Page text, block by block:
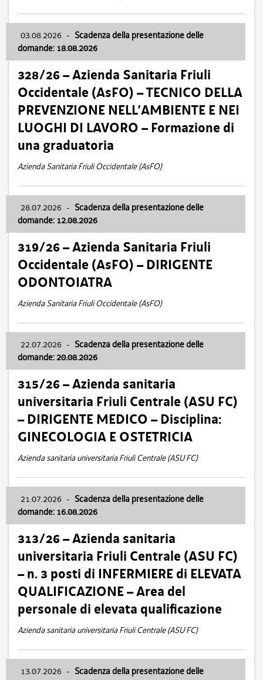
03.08.2026 - Scadenza della presentazione delle
domande: 18.08.2026
328/26 – Azienda Sanitaria Friuli
Occidentale (AsFO) – TECNICO DELLA
PREVENZIONE NELL’AMBIENTE E NEI
LUOGHI DI LAVORO – Formazione di
una graduatoria
Azienda Sanitaria Friuli Occidentale (AsFO)
28.07.2026 - Scadenza della presentazione delle
domande: 12.08.2026
319/26 – Azienda Sanitaria Friuli
Occidentale (AsFO) – DIRIGENTE
ODONTOIATRA
Azienda Sanitaria Friuli Occidentale (AsFO)
22.07.2026 - Scadenza della presentazione delle
domande: 20.08.2026
315/26 – Azienda sanitaria
universitaria Friuli Centrale (ASU FC)
– DIRIGENTE MEDICO – Disciplina:
GINECOLOGIA E OSTETRICIA
Azienda sanitaria universitaria Friuli Centrale (ASU FC)
21.07.2026 - Scadenza della presentazione delle
domande: 16.08.2026
313/26 – Azienda sanitaria
universitaria Friuli Centrale (ASU FC)
– n. 3 posti di INFERMIERE di ELEVATA
QUALIFICAZIONE – Area del
personale di elevata qualificazione
Azienda sanitaria universitaria Friuli Centrale (ASU FC)
13.07.2026 - Scadenza della presentazione delle